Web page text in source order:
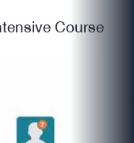
Course